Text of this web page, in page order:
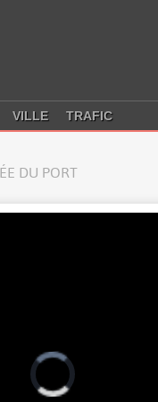
VILLE TRAFIC
DU PORT